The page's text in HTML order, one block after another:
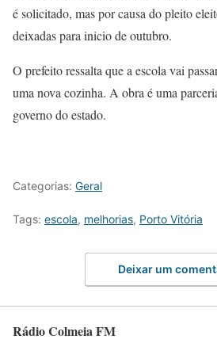
é solicitado, mas por causa do pleito
deixadas para inicio de outubro.
O prefeito ressalta que a escola vai
uma nova cozinha. A obra é uma
governo do estado.
Categorias: Geral
Tags: escola, melhorias, Porto Vitória
Deixar um
Rádio Colmeia FM